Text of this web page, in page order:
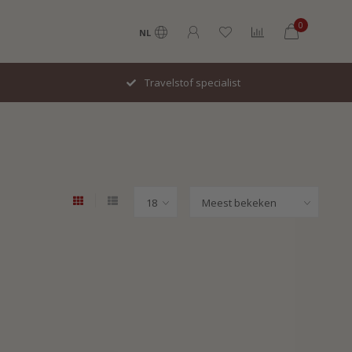
NL
0
Travelstof specialist